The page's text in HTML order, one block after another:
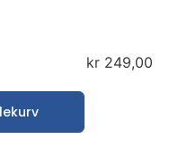
kr 249,00